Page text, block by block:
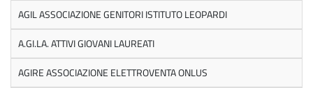
AGIL ASSOCIAZIONE GENITORI ISTITUTO LEOPARDI
A.GI.LA. ATTIVI GIOVANI LAUREATI
AGIRE ASSOCIAZIONE ELETTROVENTA ONLUS